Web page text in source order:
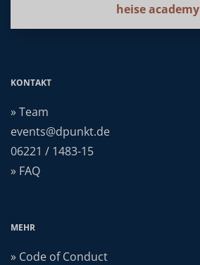
heise academy
KONTAKT
» Team
events@dpunkt.de
06221 / 1483-15
» FAQ
MEHR
» Code of Conduct